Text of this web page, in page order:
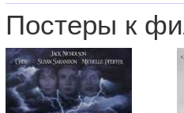
Постеры к